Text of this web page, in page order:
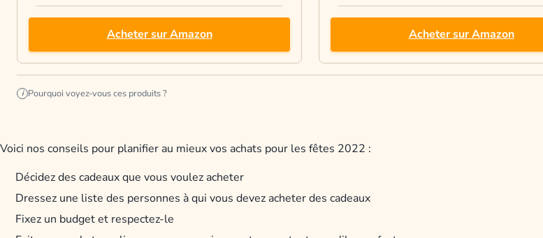
Acheter sur Amazon Acheter sur Amazon
i Pourquoi voyez-vous ces produits ?
Voici nos conseils pour planifier au mieux vos achats pour les fêtes 2022 :
Décidez des cadeaux que vous voulez acheter
Dressez une liste des personnes à qui vous devez acheter des cadeaux
Fixez un budget et respectez-le